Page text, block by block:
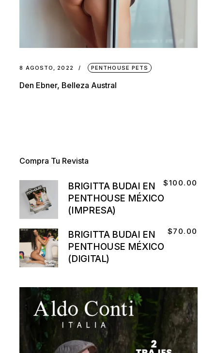
8 AGOSTO, 2022 PENTHOUSE PETS
Den Ebner, Belleza Austral
Compra Tu Revista
BRIGITTA BUDAI EN
PENTHOUSE MÉXICO
(IMPRESA)
$100.00
BRIGITTA BUDAI EN
PENTHOUSE MÉXICO
(DIGITAL)
$70.00